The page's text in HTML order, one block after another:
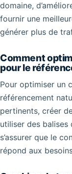
domaine,
fournir une
générer plus de
Comment
pour le
Pour optimiser un
référencement
pertinents, créer
utiliser des
s’assurer que le
répond aux